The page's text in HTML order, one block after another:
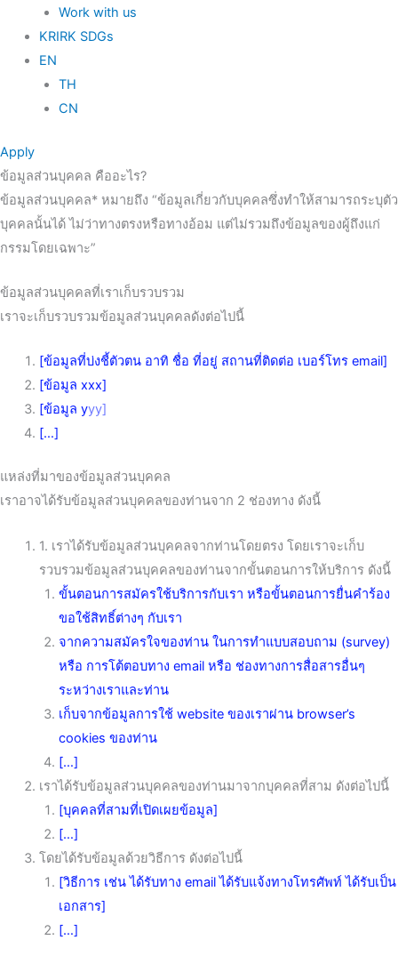
Work with us
KRIRK SDGs
EN
TH
CN
Apply
ข้อมูลส่วนบุคคล คืออะไร?
ข้อมูลส่วนบุคคล* หมายถึง “ข้อมูลเกี่ยวกับบุคคลซึ่งทำให้สามารถระบุตัว
บุคคลนั้นได้ ไม่ว่าทางตรงหรือทางอ้อม แต่ไม่รวมถึงข้อมูลของผู้ถึงแก่
กรรมโดยเฉพาะ”
ข้อมูลส่วนบุคคลที่เราเก็บรวบรวม
เราจะเก็บรวบรวมข้อมูลส่วนบุคคลดังต่อไปนี้
[ข้อมูลที่บ่งชี้ตัวตน อาทิ ชื่อ ที่อยู่ สถานที่ติดต่อ เบอร์โทร email]
[ข้อมูล xxx]
[ข้อมูล yyy]
[…]
แหล่งที่มาของข้อมูลส่วนบุคคล
เราอาจได้รับข้อมูลส่วนบุคคลของท่านจาก 2 ช่องทาง ดังนี้
1. เราได้รับข้อมูลส่วนบุคคลจากท่านโดยตรง โดยเราจะเก็บ
รวบรวมข้อมูลส่วนบุคคลของท่านจากขั้นตอนการให้บริการ ดังนี้
ขั้นตอนการสมัครใช้บริการกับเรา หรือขั้นตอนการยื่นคำร้อง
ขอใช้สิทธิ์ต่างๆ กับเรา
จากความสมัครใจของท่าน ในการทำแบบสอบถาม (survey)
หรือ การโต้ตอบทาง email หรือ ช่องทางการสื่อสารอื่นๆ
ระหว่างเราและท่าน
เก็บจากข้อมูลการใช้ website ของเราผ่าน browser’s
cookies ของท่าน
[…]
เราได้รับข้อมูลส่วนบุคคลของท่านมาจากบุคคลที่สาม ดังต่อไปนี้
[บุคคลที่สามที่เปิดเผยข้อมูล]
[…]
โดยได้รับข้อมูลด้วยวิธีการ ดังต่อไปนี้
[วิธีการ เช่น ได้รับทาง email ได้รับแจ้งทางโทรศัพท์ ได้รับเป็น
เอกสาร]
[…]